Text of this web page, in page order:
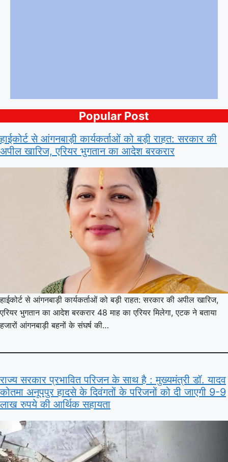
Popular Post
हाईकोर्ट से आंगनबाड़ी कार्यकर्ताओं को बड़ी राहत: सरकार की
अपील खारिज, एरियर भुगतान का आदेश बरकरार
हाईकोर्ट से आंगनबाड़ी कार्यकर्ताओं को बड़ी राहत: सरकार की अपील खारिज,
एरियर भुगतान का आदेश बरकरार 48 माह का एरियर मिलेगा, एटक ने बताया
हजारों आंगनबाड़ी बहनों के संघर्ष की…
राज्य सरकार प्रभावित परिजन के साथ है : मुख्यमंत्री डॉ. यादव
कोतमा अनूपपुर हादसे के दिवंगतों के परिजनों को दी जाएगी 9-9
लाख रुपये की आर्थिक सहायता